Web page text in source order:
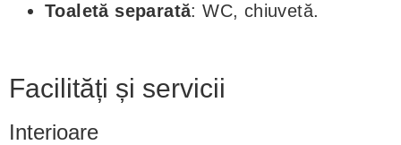
Toaletă separată: WC, chiuvetă.
Facilități și servicii
Interioare